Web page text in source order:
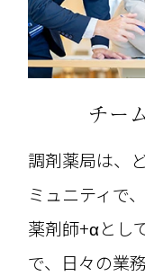
チー
調剤薬局は、
ミュニティで
薬剤師+αとし
で、日々の業